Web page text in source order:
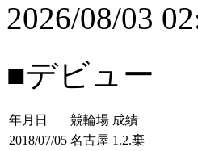
2026/08/03
■デビュー
年月日 競輪場 成績
2018/07/05 名古屋 1.2.棄